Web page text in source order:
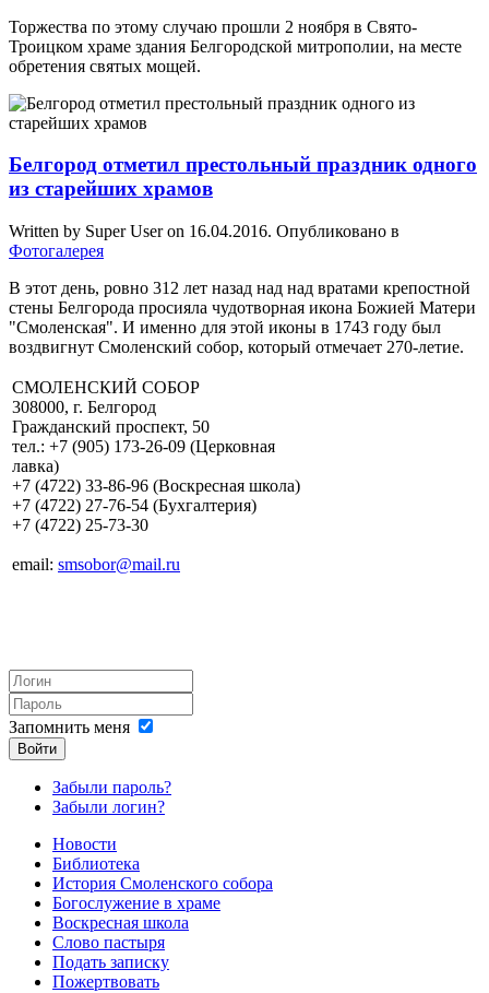
Торжества по этому случаю прошли 2 ноября в Свято-
Троицком храме здания Белгородской митрополии, на месте
обретения святых мощей.
Белгород отметил престольный праздник одного
из старейших храмов
Written by Super User on 16.04.2016. Опубликовано в
Фотогалерея
В этот день, ровно 312 лет назад над над вратами крепостной
стены Белгорода просияла чудотворная икона Божией Матери
"Смоленская". И именно для этой иконы в 1743 году был
воздвигнут Смоленский собор, который отмечает 270-летие.
СМОЛЕНСКИЙ СОБОР
308000, г. Белгород
Гражданский проспект, 50
тел.: +7 (905) 173-26-09 (Церковная
лавка)
+7 (4722) 33-86-96 (Воскресная школа)
+7 (4722) 27-76-54 (Бухгалтерия)
+7 (4722) 25-73-30
email: smsobor@mail.ru
Запомнить меня
Войти
Забыли пароль?
Забыли логин?
Новости
Библиотека
История Смоленского собора
Богослужение в храме
Воскресная школа
Слово пастыря
Подать записку
Пожертвовать